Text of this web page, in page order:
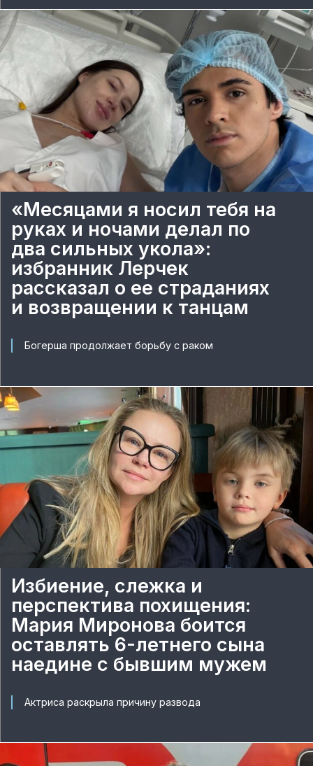
«Месяцами я носил тебя на
руках и ночами делал по
два сильных укола»:
избранник Лерчек
рассказал о ее страданиях
и возвращении к танцам
Богерша продолжает борьбу с раком
Избиение, слежка и
перспектива похищения:
Мария Миронова боится
оставлять 6-летнего сына
наедине с бывшим мужем
Актриса раскрыла причину развода